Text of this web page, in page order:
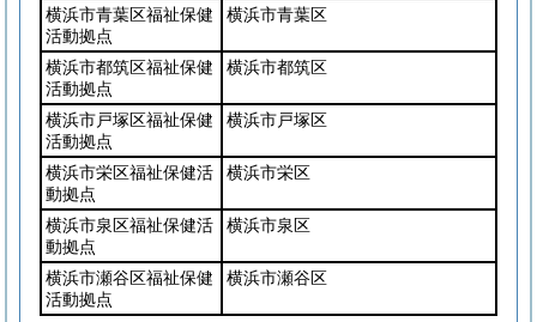
横浜市青葉区福祉保健
活動拠点
横浜市青葉区
横浜市都筑区福祉保健
活動拠点
横浜市都筑区
横浜市戸塚区福祉保健
活動拠点
横浜市戸塚区
横浜市栄区福祉保健活
動拠点
横浜市栄区
横浜市泉区福祉保健活
動拠点
横浜市泉区
横浜市瀬谷区福祉保健
活動拠点
横浜市瀬谷区